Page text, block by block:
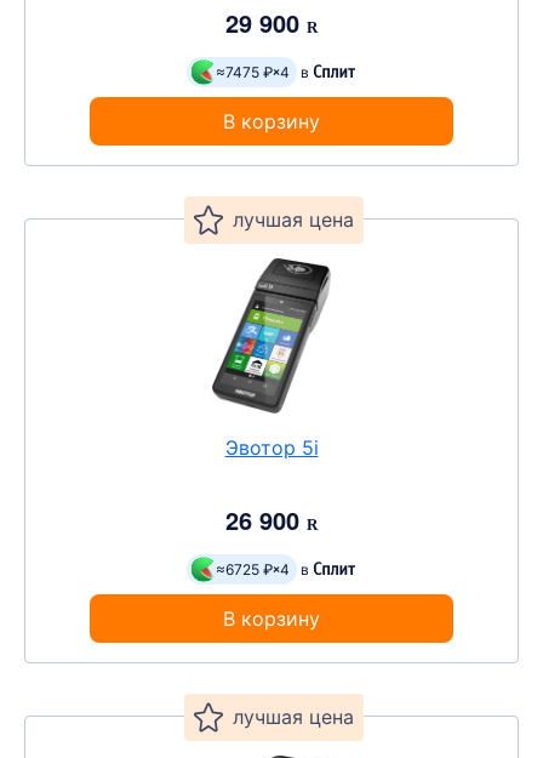
29 900 R
≈7475 ₽ 4 в
В корзину
Эвотор 5i
26 900 R
≈6725 ₽ 4 в
В корзину